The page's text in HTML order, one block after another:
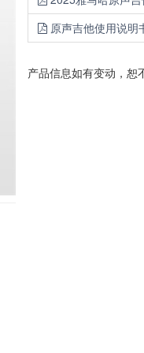
原声吉他使用说明
产品信息如有变动，恕